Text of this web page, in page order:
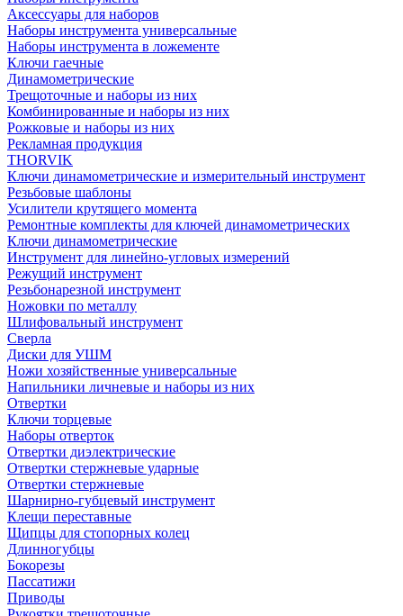
Аксессуары для наборов
Наборы инструмента универсальные
Наборы инструмента в ложементе
Ключи гаечные
Динамометрические
Трещоточные и наборы из них
Комбинированные и наборы из них
Рожковые и наборы из них
Рекламная продукция
THORVIK
Ключи динамометрические и измерительный инструмент
Резьбовые шаблоны
Усилители крутящего момента
Ремонтные комплекты для ключей динамометрических
Ключи динамометрические
Инструмент для линейно-угловых измерений
Режущий инструмент
Резьбонарезной инструмент
Ножовки по металлу
Шлифовальный инструмент
Сверла
Диски для УШМ
Ножи хозяйственные универсальные
Напильники личневые и наборы из них
Отвертки
Ключи торцевые
Наборы отверток
Отвертки диэлектрические
Отвертки стержневые ударные
Отвертки стержневые
Шарнирно-губцевый инструмент
Клещи переставные
Щипцы для стопорных колец
Длинногубцы
Бокорезы
Пассатижи
Приводы